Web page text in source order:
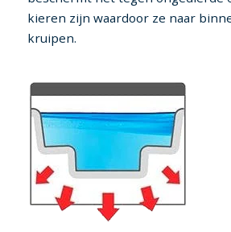
kieren zijn waardoor ze naar
kruipen.